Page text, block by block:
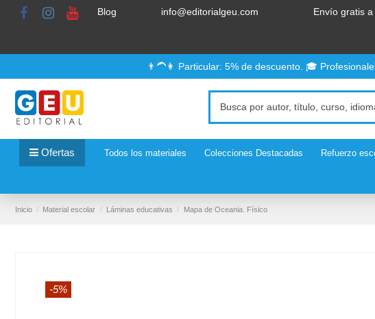
Blog info@editorialgeu.com Envío gratis
👨‍🦱👩 Particular: 5% de descuento. 🎓
Ofertas Todos los materiales Colecciones Destacadas Refuerzo
Inicio Material escolar Láminas educativas Mapa de Oceania. Físico
-5%